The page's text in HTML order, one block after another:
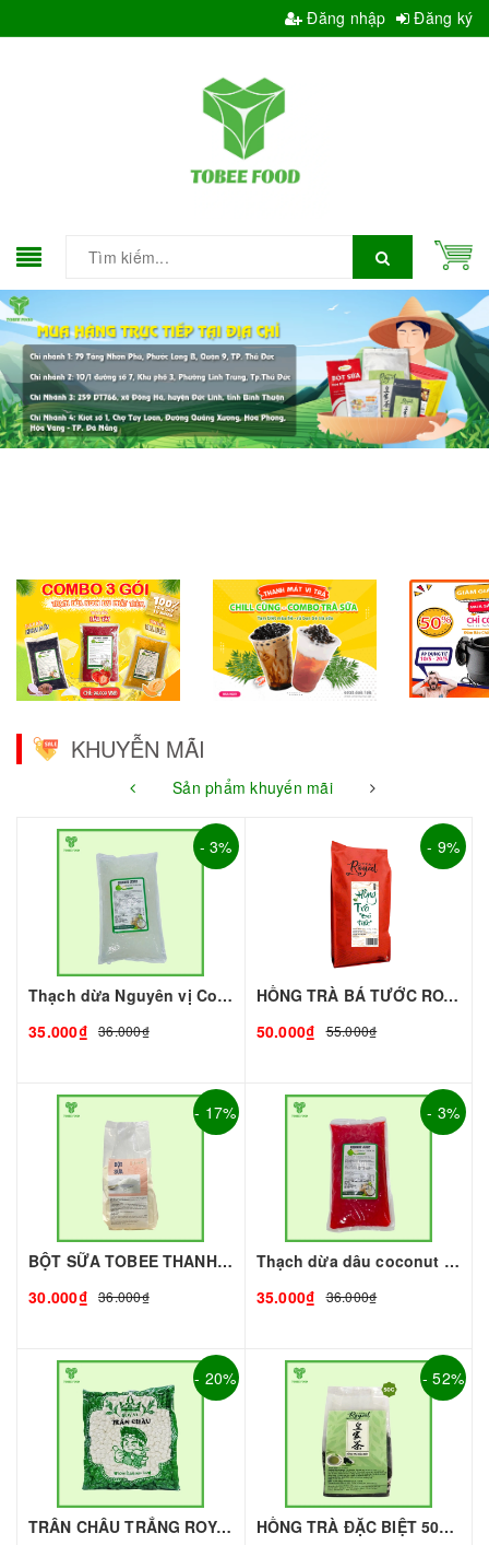
Đăng nhập Đăng ký
KHUYỄN MÃI
Sản phẩm khuyến mãi
- 3%
Thạch dừa Nguyên vị Coconut 1kg I Nguyên Liệu Pha Chế - Tobee Food
35.000₫ 36.000₫
- 9%
HỒNG TRÀ BÁ TƯỚC ROYAL (gói 500g)
50.000₫
55.000₫
- 17%
BỘT SỮA TOBEE THANH VỊ - 300g - TOBEE FOOD | Bột Sữa làm Trà Sữa - TOBEE FOOD
30.000₫ 36.000₫
- 3%
Thạch dừa dâu coconut 1kg I Nguyên Liệu Pha Chế - Tobee Food
35.000₫
36.000₫
- 20%
TRÂN CHÂU TRẮNG ROYAL - 500g - ROYAL | Topping làm Trà Sữa - TOBEE FOOD
- 52%
HỒNG TRÀ ĐẶC BIỆT 50G - ROYAL I NGUYÊN LIỆU PHA CHẾ - TOBEE FOOD